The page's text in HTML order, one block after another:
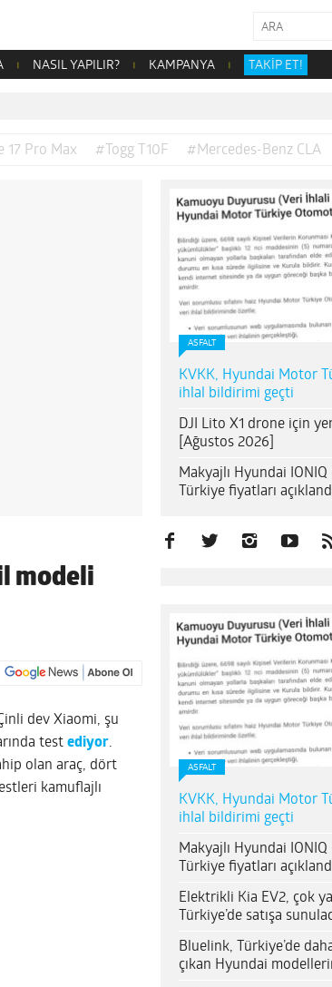
NASIL YAPILIR? KAMPANYA TAKİP ET!
17 Pro Max #Togg T10F #Mercedes-Benz CLA
modeli
dev Xiaomi, şu
test ediyor.
olan araç, dört
kamuflajlı
ASFALT
KVKK, Hyundai Motor
ihlal bildirimi geçti
DJI Lito X1 drone için
[Ağustos 2026]
Makyajlı Hyundai IONIQ
Türkiye fiyatları
ASFALT
KVKK, Hyundai Motor
ihlal bildirimi geçti
Makyajlı Hyundai IONIQ
Türkiye fiyatları
Elektrikli Kia EV2, çok
Türkiye’de satışa
Bluelink, Türkiye’de
çıkan Hyundai